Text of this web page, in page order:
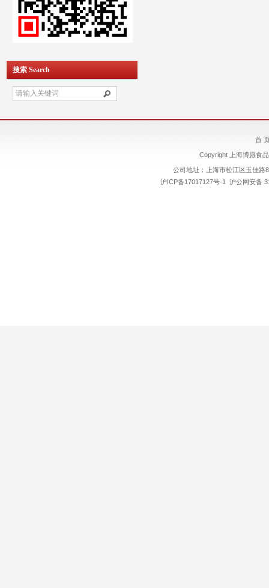
搜索 Search
首
Copyright 上海博愿食
公司地址：上海市松江区玉佳路
沪ICP备17017127号-1
沪公网安备